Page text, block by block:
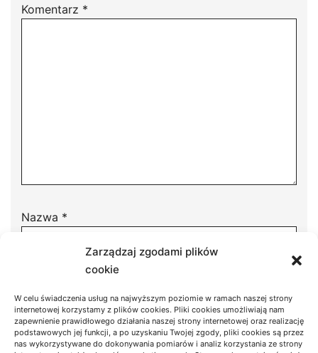
Zarządzaj zgodami plików
cookie
W celu świadczenia usług na najwyższym poziomie w ramach naszej strony
internetowej korzystamy z plików cookies. Pliki cookies umożliwiają nam
zapewnienie prawidłowego działania naszej strony internetowej oraz realizację
podstawowych jej funkcji, a po uzyskaniu Twojej zgody, pliki cookies są przez
nas wykorzystywane do dokonywania pomiarów i analiz korzystania ze strony
Komentarz *
Nazwa *